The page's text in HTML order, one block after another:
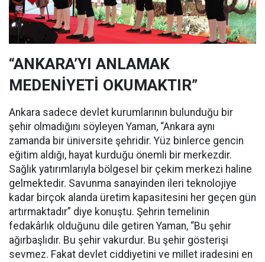
“ANKARA’YI ANLAMAK
MEDENİYETİ OKUMAKTIR”
Ankara sadece devlet kurumlarının bulunduğu bir
şehir olmadığını söyleyen Yaman, “Ankara aynı
zamanda bir üniversite şehridir. Yüz binlerce gencin
eğitim aldığı, hayat kurduğu önemli bir merkezdir.
Sağlık yatırımlarıyla bölgesel bir çekim merkezi haline
gelmektedir. Savunma sanayinden ileri teknolojiye
kadar birçok alanda üretim kapasitesini her geçen gün
artırmaktadır” diye konuştu. Şehrin temelinin
fedakârlık olduğunu dile getiren Yaman, “Bu şehir
ağırbaşlıdır. Bu şehir vakurdur. Bu şehir gösterişi
sevmez. Fakat devlet ciddiyetini ve millet iradesini en